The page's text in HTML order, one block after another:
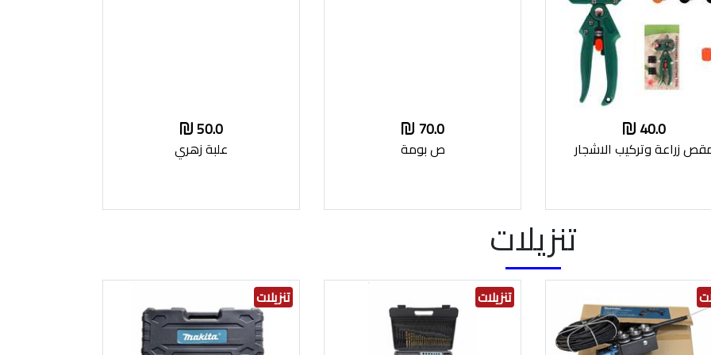
40.0
زراعة وتركيب الاشجار
70.0
ص بومة
50.0
علبة زهري
تنزيلات
تنزيلات تنزيلات